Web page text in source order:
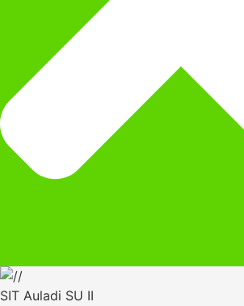
SIT Auladi SU II